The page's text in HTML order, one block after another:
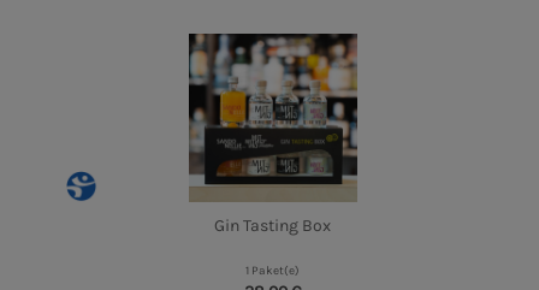
Gin Tasting Box
1 Paket(e)